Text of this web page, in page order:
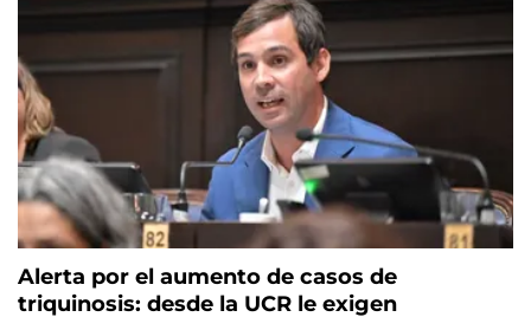
Alerta por el aumento de casos de
triquinosis: desde la UCR le exigen